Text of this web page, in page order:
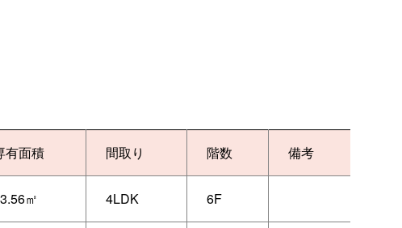
有面積 間取り 階数 備考
㎡ 4LDK 6F